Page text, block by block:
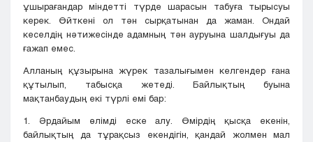
ұшырағандар міндетті түрде шарасын табуға тырысуы
керек. Өйткені ол тән сырқатынан да жаман. Ондай
кеселдің нәтижесінде адамның тән ауруына шалдығуы да
ғажап емес.
Алланың құзырына жүрек тазалығымен келгендер ғана
құтылып, табысқа жетеді. Байлықтың буына
мақтанбаудың екі түрлі емі бар:
1. Әрдайым өлімді еске алу. Өмірдің қысқа екенін,
байлықтың да тұрақсыз екендігін, қандай жолмен мал